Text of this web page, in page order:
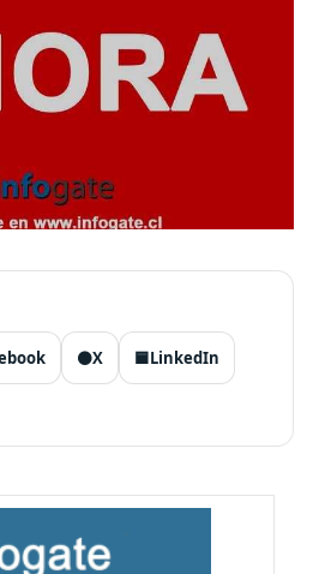
⚫X 🟦LinkedIn